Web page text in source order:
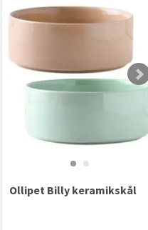
Ollipet Billy keramikskål